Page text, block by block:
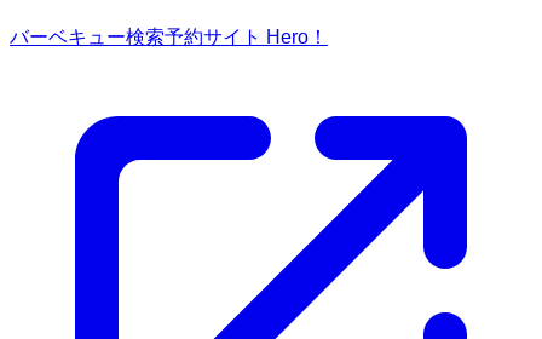
バーベキュー検索予約サイト Hero！